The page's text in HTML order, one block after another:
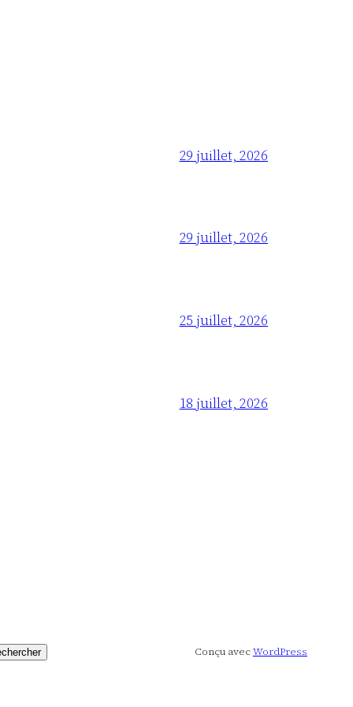
29 juillet, 2026
29 juillet, 2026
25 juillet, 2026
18 juillet, 2026
Conçu avecWordPress